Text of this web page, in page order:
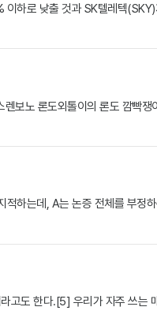
하로 낮출 것과 SK텔레텍
보노 론도외톨이의 론도 깜
하는데, A는 논증 전체를 부정
도 한다.[5] 우리가 자주 쓰는